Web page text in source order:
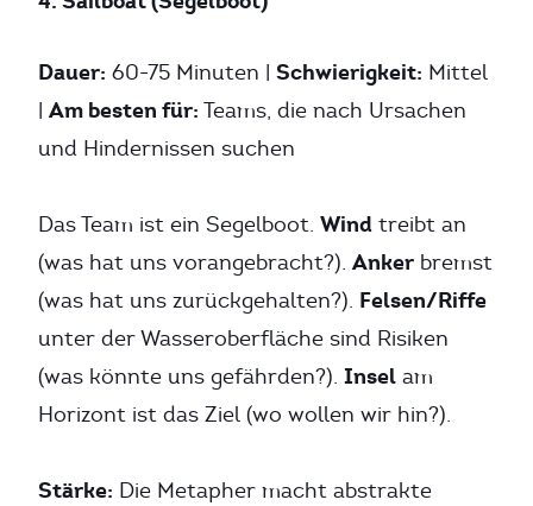
Dauer: 60-75 Minuten | Schwierigkeit: Mittel
| Am besten für: Teams, die nach Ursachen
und Hindernissen suchen
Das Team ist ein Segelboot. Wind treibt an
(was hat uns vorangebracht?). Anker bremst
(was hat uns zurückgehalten?). Felsen/Riffe
unter der Wasseroberfläche sind Risiken
(was könnte uns gefährden?). Insel am
Horizont ist das Ziel (wo wollen wir hin?).
Stärke: Die Metapher macht abstrakte